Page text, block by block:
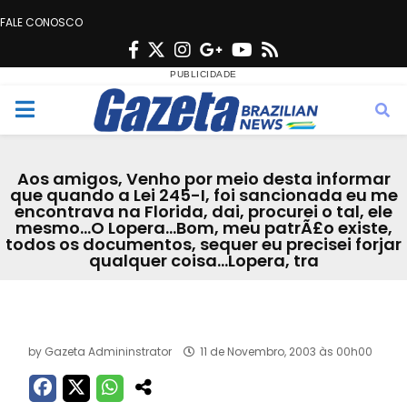
FALE CONOSCO
F
c
e
o
o
k
T
w
i
t
e
r
n
s
t
g
r
a
m
G
o
o
g
e
Y
u
t
b
e
s
M
n
u
Aos amigos, Venho por meio desta informar
que quando a Lei 245-I, foi sancionada eu me
encontrava na Florida, dai, procurei o tal, ele
mesmo...O Lopera...Bom, meu patrÃ£o existe,
todos os documentos, sequer eu precisei forjar
qualquer coisa...Lopera, tra
by Gazeta Admininstrator 11 de Novembro, 2003 às 00h00